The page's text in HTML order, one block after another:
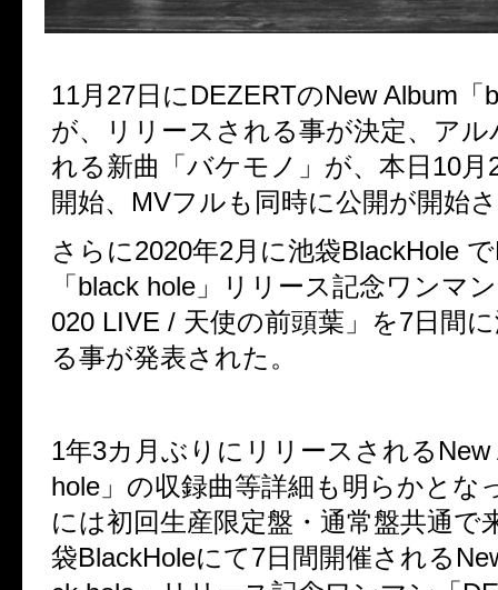
11月 27日に DEZERTのNew Album 「
が、リリースされる事が決定、 アル
れる新曲「バケモノ」が、本日 10月
開始、 MVフルも同時に公開が開始
さらに2020年2月に池袋BlackHole で
「 black hole 」リリース記念ワンマン
020 LIVE / 天使の前頭葉」を7日間
る事が発表された。
1年3カ月ぶりにリリースされる New
hole 」の収録曲等詳細も明らかとな
には初回生産限定盤・通常盤共通で
袋BlackHoleにて7日間開催される